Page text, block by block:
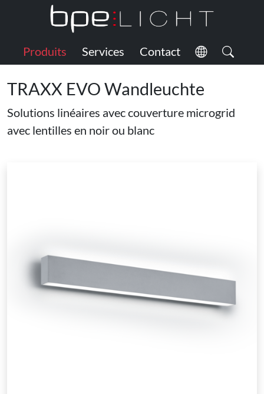
Produits Services Contact
TRAXX EVO Wandleuchte
Solutions linéaires avec couverture microgrid
avec lentilles en noir ou blanc